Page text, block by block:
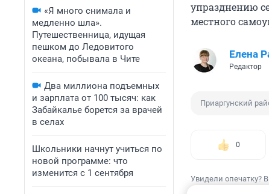
«Я много снимала и
медленно шла».
Путешественница, идущая
пешком до Ледовитого
океана, побывала в Чите
Два миллиона подъемных
и зарплата от 100 тысяч: как
Забайкалье борется за врачей
в селах
Школьники начнут учиться по
новой программе: что
изменится с 1 сентября
упразднению
местного
Елена
Редактор
Приаргунский
0
Увидели опечатку?